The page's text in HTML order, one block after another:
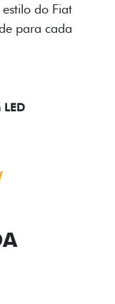
do Fiat
para cada
LED